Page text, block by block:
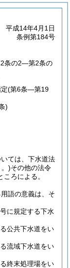
平成14年4月1日
条例第184号
条の2―第2条の
(第6条―第19
)
ては、下水道法
)その他の法令
ろによる。
語の意義は、そ
に規定する下水
公共下水道をい
流域下水道をい
終末処理場をい